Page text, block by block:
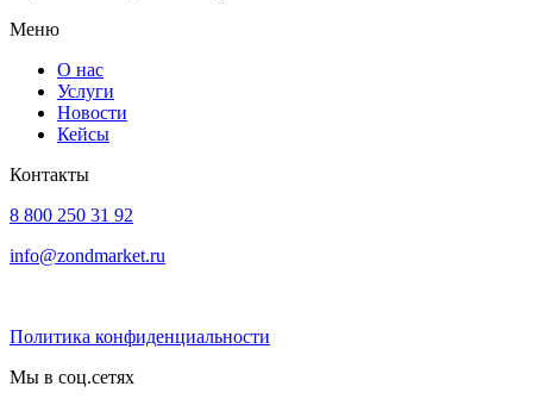
Меню
О нас
Услуги
Новости
Кейсы
Контакты
8 800 250 31 92
info@zondmarket.ru
Политика конфиденциальности
Мы в соц.сетях